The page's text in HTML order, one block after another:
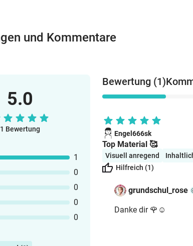
und Kommentare
5.0
1 Bewertung
1
0
0
0
0
Bewertung (1)
Engel666sk
Top Material 🥰
Visuell anregend
Hilfreich (1)
grundschul_rose
Danke dir 🌹☺️